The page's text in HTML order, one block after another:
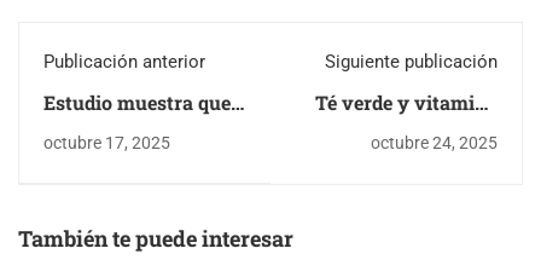
Publicación anterior
Estudio muestra que
peso en ratones
octubre 17, 2025
Siguiente publicación
Té verde y vitamina
salud cerebral
octubre 24, 2025
También te puede interesar